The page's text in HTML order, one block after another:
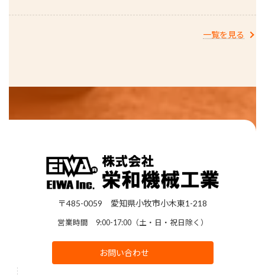
一覧を見る
〒485-0059 愛知県小牧市小木東1-218
営業時間 9:00-17:00（土・日・祝日除く）
お問い合わせ